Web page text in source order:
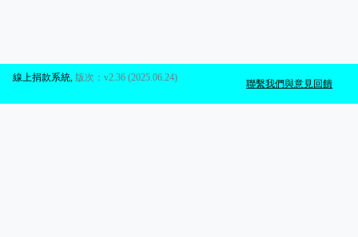
聯繫我們與意見回饋
線上捐款系統 版次：v2.36 (2025.06.24)